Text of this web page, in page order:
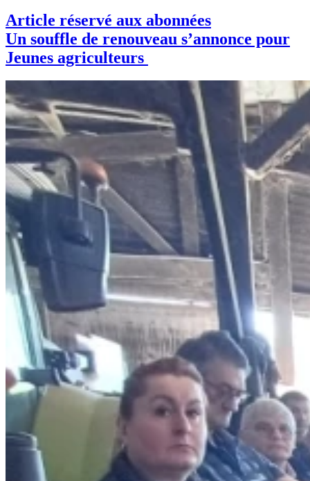
Article réservé aux abonnées
Un souffle de renouveau s’annonce pour
Jeunes agriculteurs